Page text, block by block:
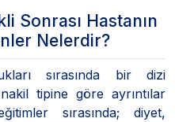
Sonrası Hastanın
Nelerdir?
sırasında bir dizi
tipine göre ayrıntılar
sırasında; diyet,